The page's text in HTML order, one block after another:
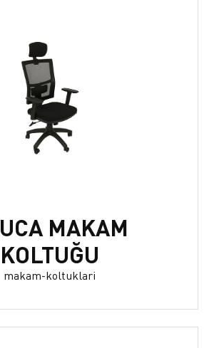
MAKAM
KOLTUĞU
makam-koltuklari